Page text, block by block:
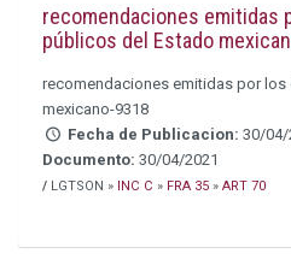
recomendaciones emitidas
públicos del Estado
recomendaciones emitidas por
mexicano-9318
Fecha de Publicacion:30/04/
Documento: 30/04/2021
/ LGTSON » INC C » FRA 35 » ART 70